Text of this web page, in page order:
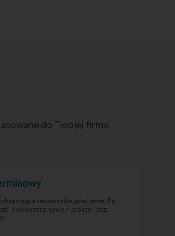
do Twojej firmy.
serwis i ubezpieczenie. Po
i wybierasz nowe – prosto i bez